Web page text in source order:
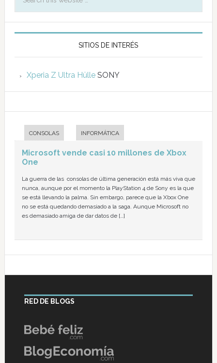
SITIOS DE INTERÉS
Xperia Z Ultra HülleSONY
CONSOLAS INFORMÁTICA
Microsoft vende casi 10 millones de Xbox
One
La guerra de las consolas de última generación está más viva que
nunca, aunque por el momento la PlayStation 4 de Sony es la que
se está llevando la palma. Sin embargo, parece que la Xbox One
no se está quedando demasiado a la saga. Aunque Microsoft no
es demasiado amiga de dar datos de […]
RED DE BLOGS